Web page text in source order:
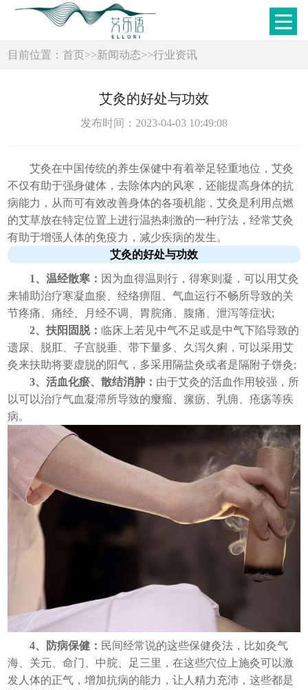
目前位置：首页>>新闻动态>>行业资讯
艾灸的好处与功效
发布时间：2023-04-03 10:49:08
艾灸在中国传统的养生保健中有着举足轻重地位，艾灸
不仅有助于强身健体，去除体内的风寒，还能提高身体的抗
病能力，从而可有效改善身体的各项机能，艾灸是利用点燃
的艾草放在特定位置上进行温热刺激的一种疗法，经常艾灸
有助于增强人体的免疫力，减少疾病的发生。
艾灸的好处与功效
1、温经散寒： 因为血得温则行，得寒则凝，可以用艾灸
来辅助治疗寒凝血瘀、经络痹阻、气血运行不畅所导致的关
节疼痛、痛经、月经不调、胃脘痛、腹痛、泄泻等症状;
2、扶阳固脱： 临床上若见中气不足或是中气下陷导致的
遗尿、脱肛、子宫脱垂、带下量多、久泻久痢，可以采用艾
灸来扶助将要虚脱的阳气，多采用隔盐灸或者是隔附子饼灸;
3、活血化瘀、散结消肿： 由于艾灸的活血作用较强，所
以可以治疗气血凝滞所导致的瘿瘤、瘰疬、乳痈、疮疡等疾
病。
4、防病保健： 民间经常说的这些保健灸法，比如灸气
海、关元、命门、中脘、足三里，在这些穴位上施灸可以激
发人体的正气，增加抗病的能力，让人精力充沛，这些都是